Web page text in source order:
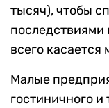
тысяч), чтобы
всего касается
Малые
гостиничного